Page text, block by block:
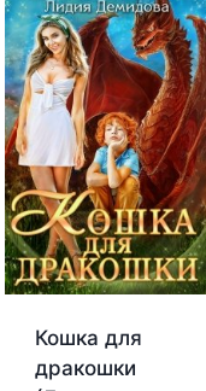
Кошка для
дракошки